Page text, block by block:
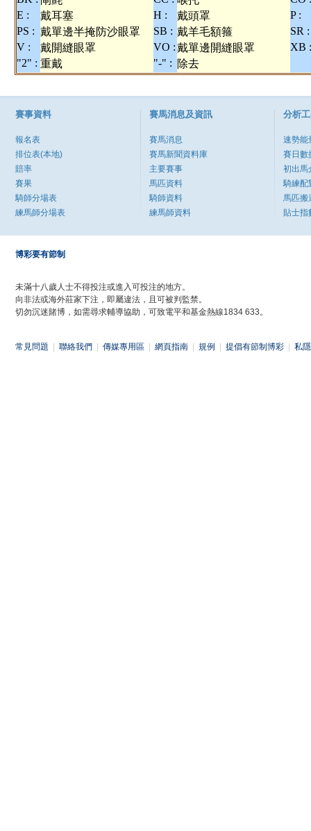
E :
戴耳塞 H : 戴頭罩
P :
PS : 戴單邊半掩防沙眼罩 SB : 戴羊毛額箍
SR :
V :
戴開縫眼罩 VO :戴單邊開縫眼罩
XB :
"2" : 重戴 "-" : 除去
賽事資料
報名表
排位表(本地)
賠率
賽果
騎師分場表
練馬師分場表
賽馬消息及資訊
賽馬消息
賽馬新聞資料庫
主要賽事
馬匹資料
騎師資料
練馬師資料
分析
速勢能
賽日數
初出馬
騎練配
馬匹搬
貼士指
博彩要有節制
未滿十八歲人士不得投注或進入可投注的地方。
向非法或海外莊家下注，即屬違法，且可被判監禁。
切勿沉迷賭博，如需尋求輔導協助，可致電平和基金熱線1834 633。
常見問題 聯絡我們 傳媒專用區 網頁指南 規例 提倡有節制博彩 私